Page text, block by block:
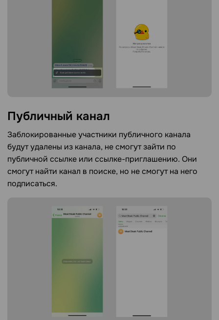
Публичный канал
Заблокированные участники публичного канала
будут удалены из канала, не смогут зайти по
публичной ссылке или ссылке-приглашению. Они
смогут найти канал в поиске, но не смогут на него
подписаться.